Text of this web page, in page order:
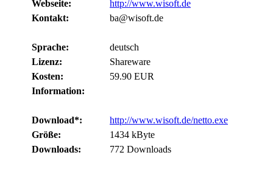
Webseite:
http://www.wisoft.de
Kontakt:
ba@wisoft.de
Sprache:
deutsch
Lizenz:
Shareware
Kosten:
59.90 EUR
Information:
Download*:
http://www.wisoft.de/netto.exe
Größe:
1434 kByte
Downloads:
772 Downloads